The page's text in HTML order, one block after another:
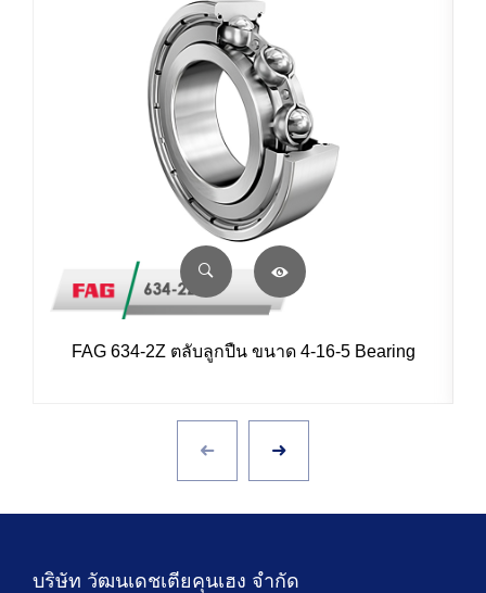
FAG 634-2Z ตลับลูกปืน ขนาด 4-16-5 Bearing
บริษัท วัฒนเดชเตียคุนเฮง จำกัด